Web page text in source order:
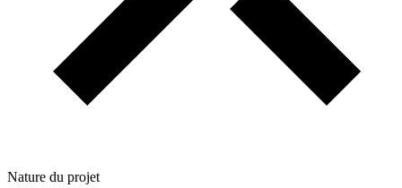
Nature du projet